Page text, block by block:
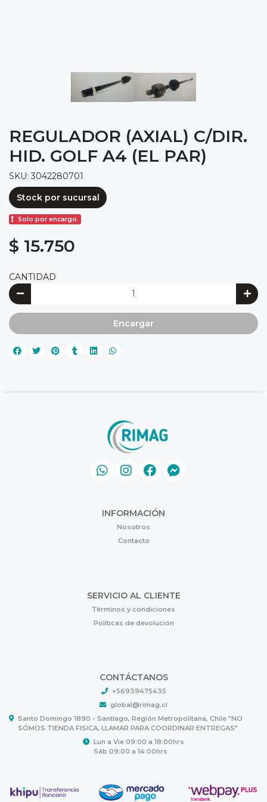
REGULADOR (AXIAL) C/DIR.
HID. GOLF A4 (EL PAR)
SKU: 3042280701
Stock por sucursal
Solo por encargo.
$ 15.750
CANTIDAD
Encargar
INFORMACIÓN
Nosotros
Contacto
SERVICIO AL CLIENTE
Términos y condiciones
Políticas de devolución
CONTÁCTANOS
+56939475435
global@rimag.cl
Santo Domingo 1890 - Santiago, Región Metropolitana, Chile "NO
SÓMOS TIENDA FISICA, LLAMAR PARA COORDINAR ENTREGAS"
Lun a Vie 09:00 a 18:00hrs
Sáb 09:00 a 14:00hrs